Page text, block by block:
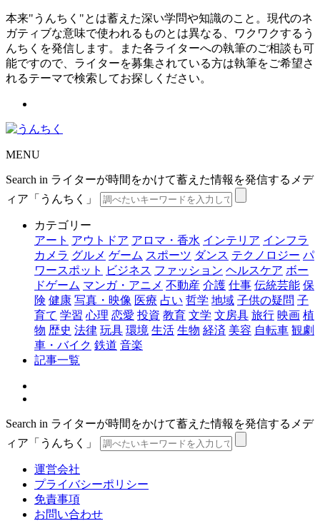
本来"うんちく"とは蓄えた深い学問や知識のこと。現代のネ
ガティブな意味で使われるものとは異なる、ワクワクするう
んちくを発信します。また各ライターへの執筆のご相談も可
能ですので、ライターを募集されている方は執筆をご希望さ
れるテーマで検索してお探しください。
MENU
Search in ライターが時間をかけて蓄えた情報を発信するメデ
ィア「うんちく」
カテゴリー
アート アウトドア アロマ・香水 インテリア インフラ
カメラ グルメ ゲーム スポーツ ダンス テクノロジー パ
ワースポット
ビジネス ファッション ヘルスケア ボー
ドゲーム マンガ・アニメ 不動産 介護 仕事 伝統芸能 保
険 健康 写真・映像 医療 占い 哲学 地域 子供の疑問 子
育て 学習 心理 恋愛 投資 教育 文学 文房具 旅行 映画 植
物 歴史 法律 玩具 環境 生活 生物 経済 美容 自転車 観劇
車・バイク 鉄道 音楽
記事一覧
Search in ライターが時間をかけて蓄えた情報を発信するメデ
ィア「うんちく」
運営会社
プライバシーポリシー
免責事項
お問い合わせ